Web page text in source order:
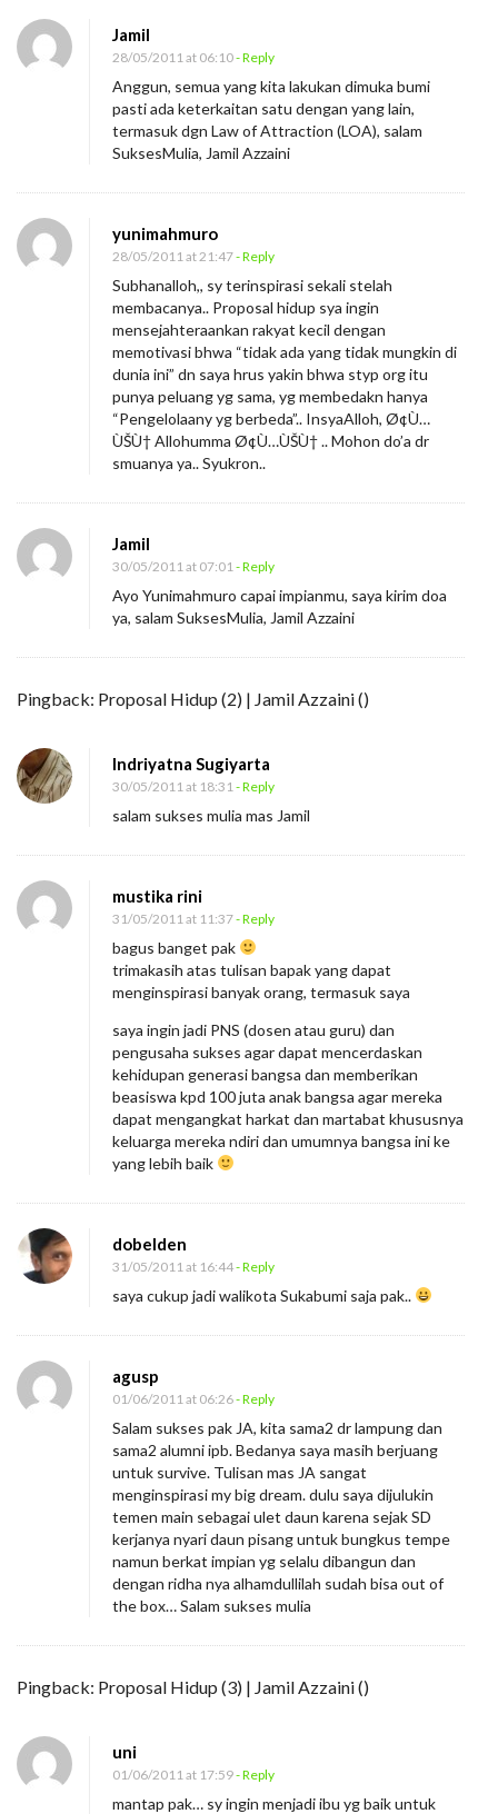
Jamil
28/05/2011 at 06:10- Reply
Anggun, semua yang kita lakukan dimuka bumi
pasti ada keterkaitan satu dengan yang lain,
termasuk dgn Law of Attraction (LOA), salam
SuksesMulia, Jamil Azzaini
yunimahmuro
28/05/2011 at 21:47- Reply
Subhanalloh,, sy terinspirasi sekali stelah
membacanya.. Proposal hidup sya ingin
mensejahteraankan rakyat kecil dengan
memotivasi bhwa “tidak ada yang tidak mungkin di
dunia ini” dn saya hrus yakin bhwa styp org itu
punya peluang yg sama, yg membedakn hanya
“Pengelolaany yg berbeda”.. InsyaAlloh, Ø¢Ù…
ÙŠÙ† Allohumma Ø¢Ù…ÙŠÙ† .. Mohon do’a dr
smuanya ya.. Syukron..
Jamil
30/05/2011 at 07:01 - Reply
Ayo Yunimahmuro capai impianmu, saya kirim doa
ya, salam SuksesMulia, Jamil Azzaini
Pingback: Proposal Hidup (2) | Jamil Azzaini()
Indriyatna Sugiyarta
30/05/2011 at 18:31 - Reply
salam sukses mulia mas Jamil
mustika rini
31/05/2011 at 11:37- Reply
bagus banget pak
trimakasih atas tulisan bapak yang dapat
menginspirasi banyak orang, termasuk saya
saya ingin jadi PNS (dosen atau guru) dan
pengusaha sukses agar dapat mencerdaskan
kehidupan generasi bangsa dan memberikan
beasiswa kpd 100 juta anak bangsa agar mereka
dapat mengangkat harkat dan martabat khususnya
keluarga mereka ndiri dan umumnya bangsa ini ke
yang lebih baik
dobelden
31/05/2011 at 16:44- Reply
saya cukup jadi walikota Sukabumi saja pak..
agusp
01/06/2011 at 06:26- Reply
Salam sukses pak JA, kita sama2 dr lampung dan
sama2 alumni ipb. Bedanya saya masih berjuang
untuk survive. Tulisan mas JA sangat
menginspirasi my big dream. dulu saya dijulukin
temen main sebagai ulet daun karena sejak SD
kerjanya nyari daun pisang untuk bungkus tempe
namun berkat impian yg selalu dibangun dan
dengan ridha nya alhamdullilah sudah bisa out of
the box… Salam sukses mulia
Pingback: Proposal Hidup (3) | Jamil Azzaini()
uni
01/06/2011 at 17:59- Reply
mantap pak… sy ingin menjadi ibu yg baik untuk